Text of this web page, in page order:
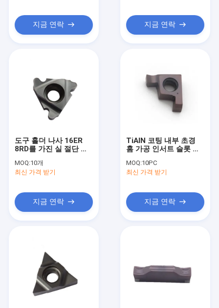
제품 소개
지금 연락 지금 연락
도구 홀더 나사 16ER
8RD를 가진 실 절단 텅
MOQ:10개
최신 가격 받기
지금 연락
TiAlN 코팅 내부 초경
홈 가공 인서트 슬롯 커
MOQ:10PC
최신 가격 받기
지금 연락